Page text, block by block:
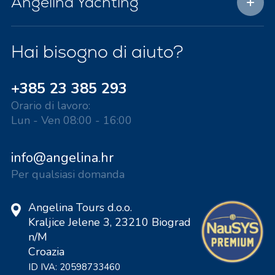
Hai bisogno di aiuto?
+385 23 385 293
Orario di lavoro:
Lun - Ven 08:00 - 16:00
info@angelina.hr
Per qualsiasi domanda
Angelina Tours d.o.o.
Kraljice Jelene 3, 23210 Biograd
n/M
Croazia
ID IVA: 20598733460